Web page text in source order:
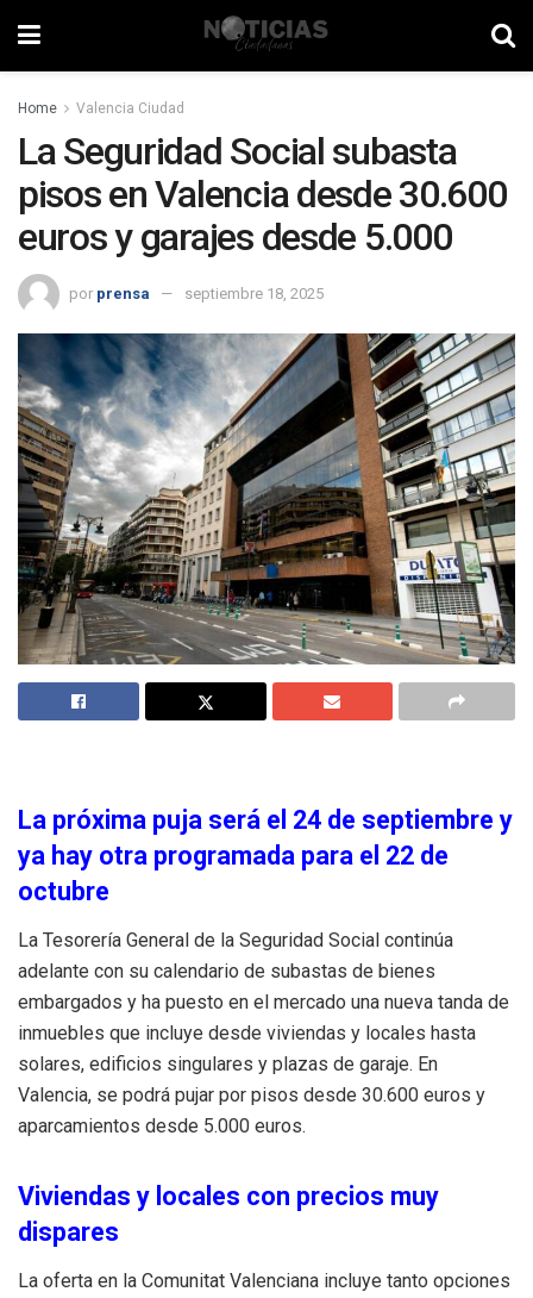
Home Valencia Ciudad
La Seguridad Social subasta
pisos en Valencia desde 30.600
euros y garajes desde 5.000
por prensa septiembre 18, 2025
La próxima puja será el 24 de septiembre y
ya hay otra programada para el 22 de
octubre
La Tesorería General de la Seguridad Social continúa
adelante con su calendario de subastas de bienes
embargados y ha puesto en el mercado una nueva tanda de
inmuebles que incluye desde viviendas y locales hasta
solares, edificios singulares y plazas de garaje. En
Valencia, se podrá pujar por pisos desde 30.600 euros y
aparcamientos desde 5.000 euros.
Viviendas y locales con precios muy
dispares
La oferta en la Comunitat Valenciana incluye tanto opciones